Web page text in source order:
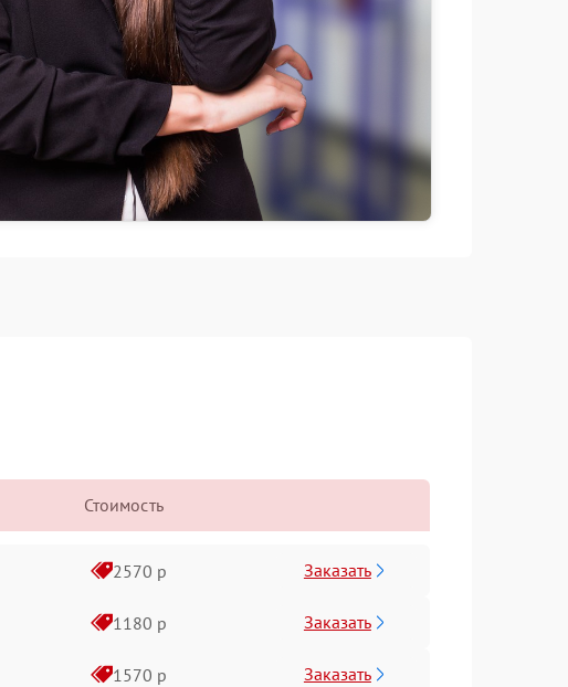
Стоимость
2570 р Заказать
1180 р Заказать
1570 р Заказать